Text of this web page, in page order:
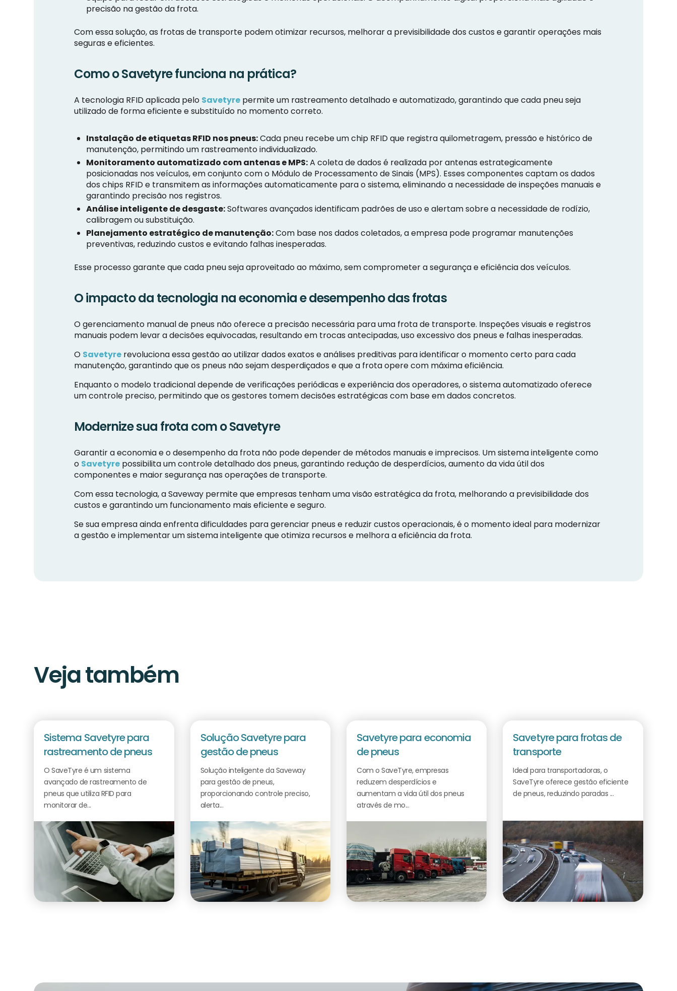
precisão na gestão da frota.
Com essa solução, as frotas de transporte podem otimizar recursos, melhorar a previsibilidade dos custos e garantir operações mais
seguras e eficientes.
Como o Savetyre funciona na prática?
A tecnologia RFID aplicada pelo Savetyre permite um rastreamento detalhado e automatizado, garantindo que cada pneu seja
utilizado de forma eficiente e substituído no momento correto.
Instalação de etiquetas RFID nos pneus:Cada pneu recebe um chip RFID que registra quilometragem, pressão e histórico de
manutenção, permitindo um rastreamento individualizado.
Monitoramento automatizado com antenas e MPS:A coleta de dados é realizada por antenas estrategicamente
posicionadas nos veículos, em conjunto com o Módulo de Processamento de Sinais (MPS). Esses componentes captam os dados
dos chips RFID e transmitem as informações automaticamente para o sistema, eliminando a necessidade de inspeções manuais e
garantindo precisão nos registros.
Análise inteligente de desgaste:Softwares avançados identificam padrões de uso e alertam sobre a necessidade de rodízio,
calibragem ou substituição.
Planejamento estratégico de manutenção:Com base nos dados coletados, a empresa pode programar manutenções
preventivas, reduzindo custos e evitando falhas inesperadas.
Esse processo garante que cada pneu seja aproveitado ao máximo, sem comprometer a segurança e eficiência dos veículos.
O impacto da tecnologia na economia e desempenho das frotas
O gerenciamento manual de pneus não oferece a precisão necessária para uma frota de transporte. Inspeções visuais e registros
manuais podem levar a decisões equivocadas, resultando em trocas antecipadas, uso excessivo dos pneus e falhas inesperadas.
O Savetyre revoluciona essa gestão ao utilizar dados exatos e análises preditivas para identificar o momento certo para cada
manutenção, garantindo que os pneus não sejam desperdiçados e que a frota opere com máxima eficiência.
Enquanto o modelo tradicional depende de verificações periódicas e experiência dos operadores, o sistema automatizado oferece
um controle preciso, permitindo que os gestores tomem decisões estratégicas com base em dados concretos.
Modernize sua frota com o Savetyre
Garantir a economia e o desempenho da frota não pode depender de métodos manuais e imprecisos. Um sistema inteligente como
o Savetyre possibilita um controle detalhado dos pneus, garantindo redução de desperdícios, aumento da vida útil dos
componentes e maior segurança nas operações de transporte.
Com essa tecnologia, a Saveway permite que empresas tenham uma visão estratégica da frota, melhorando a previsibilidade dos
custos e garantindo um funcionamento mais eficiente e seguro.
Se sua empresa ainda enfrenta dificuldades para gerenciar pneus e reduzir custos operacionais, é o momento ideal para modernizar
a gestão e implementar um sistema inteligente que otimiza recursos e melhora a eficiência da frota.
Veja também
Sistema Savetyre para
rastreamento de pneus
O SaveTyre é um sistema
avançado de rastreamento de
pneus que utiliza RFID para
monitorar de...
Solução Savetyre para
gestão de pneus
Solução inteligente da Saveway
para gestão de pneus,
proporcionando controle preciso,
alerta...
Savetyre para economia
de pneus
Com o SaveTyre, empresas
reduzem desperdícios e
aumentam a vida útil dos pneus
através de mo...
Savetyre para frotas de
transporte
Ideal para transportadoras, o
SaveTyre oferece gestão eficiente
de pneus, reduzindo paradas ...